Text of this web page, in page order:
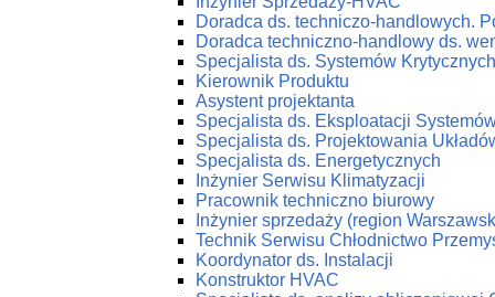
Doradca ds. techniczo-handlowych.
Doradca techniczno-handlowy ds.
Specjalista ds. Systemów Krytycznych
Kierownik Produktu
Asystent projektanta
Specjalista ds. Eksploatacji
Specjalista ds. Projektowania
Specjalista ds. Energetycznych
Inżynier Serwisu Klimatyzacji
Pracownik techniczno biurowy
Inżynier sprzedaży (region
Technik Serwisu Chłodnictwo
Koordynator ds. Instalacji
Konstruktor HVAC